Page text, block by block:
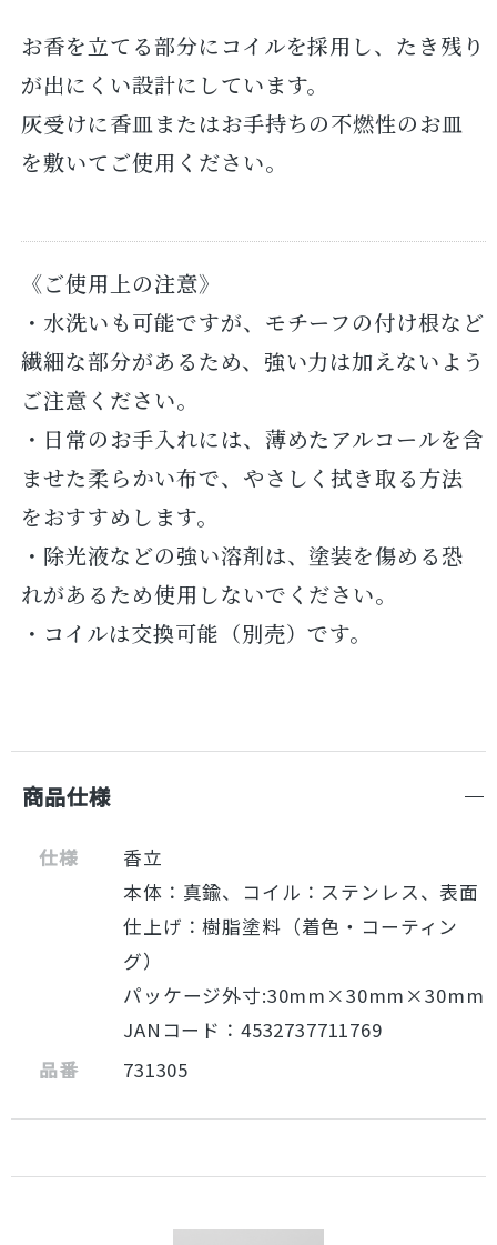
お香を立てる部分にコイルを採用し、たき残り
が出にくい設計にしています。
灰受けに香皿またはお手持ちの不燃性のお皿
を敷いてご使用ください。
《ご使用上の注意》
・水洗いも可能ですが、モチーフの付け根など
繊細な部分があるため、強い力は加えないよう
ご注意ください。
・日常のお手入れには、薄めたアルコールを含
ませた柔らかい布で、やさしく拭き取る方法
をおすすめします。
・除光液などの強い溶剤は、塗装を傷める恐
れがあるため使用しないでください。
・コイルは交換可能（別売）です。
商品仕様
仕様
香立
本体：真鍮、コイル：ステンレス、表面
仕上げ：樹脂塗料（着色・コーティン
グ）
パッケージ外寸:30mm×30mm×30mm
JANコード：4532737711769
品番
731305